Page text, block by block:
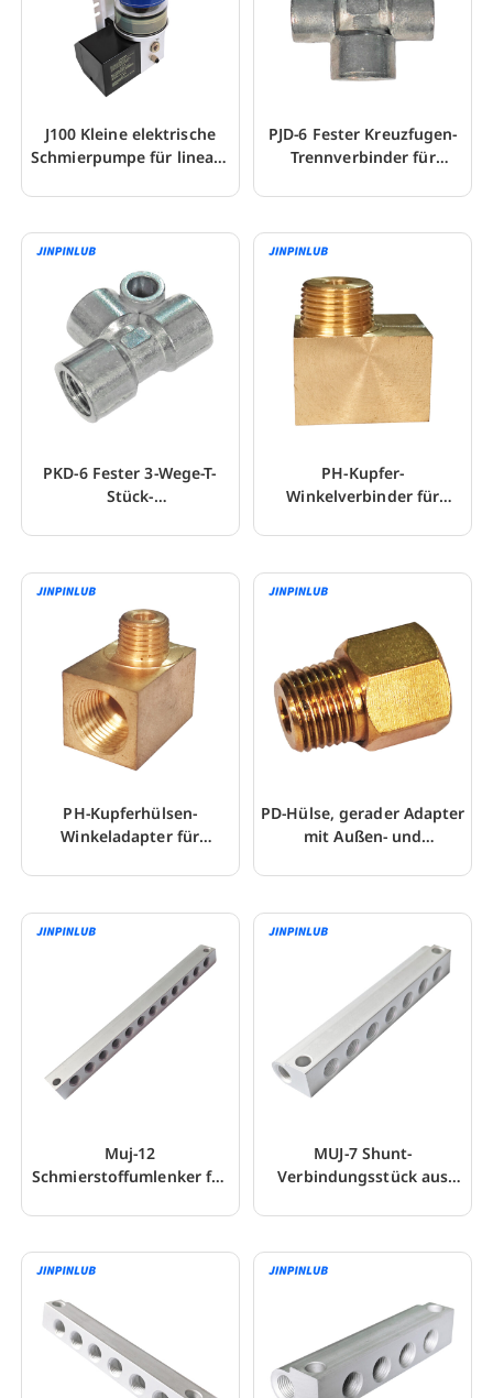
J100 Kleine elektrische
Schmierpumpe für lineare
PJD-6 Fester Kreuzfugen-
Trennverbinder für
PKD-6 Fester 3-Wege-T-
Stück-
Zinklegierung
PH-Kupfer-
Winkelverbinder für
PH-Kupferhülsen-
Winkeladapter für
PD-Hülse, gerader Adapter
mit Außen- und
Rohrleitungen
Muj-12
Schmierstoffumlenker für
MUJ-7 Shunt-
Verbindungsstück aus
Fettdosierventil